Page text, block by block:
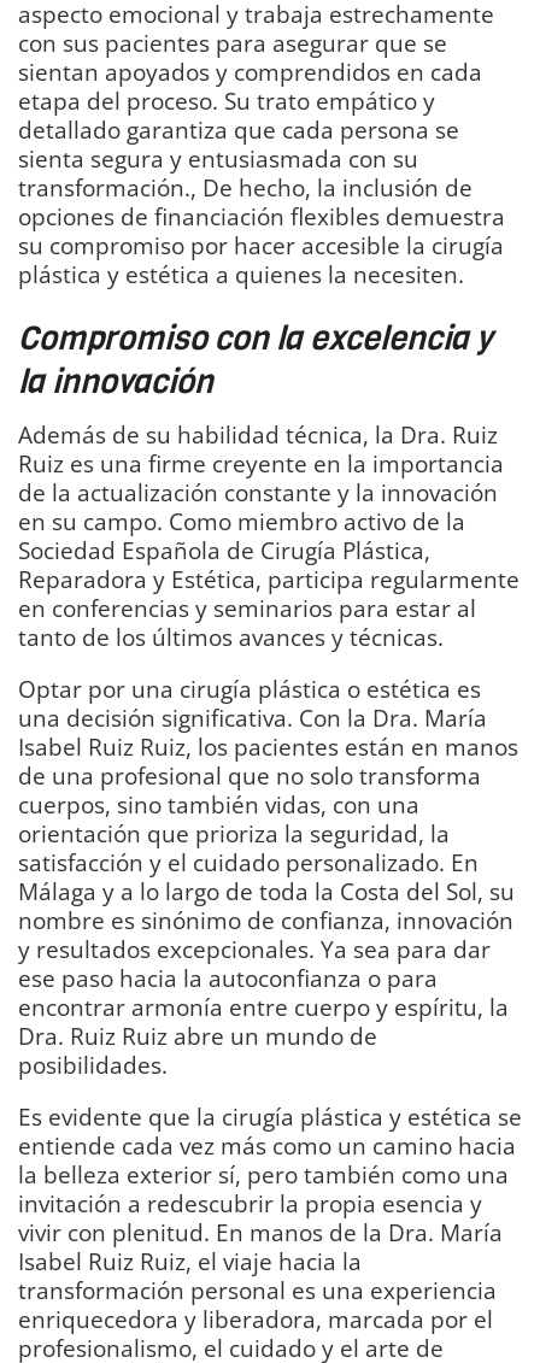
aspecto emocional y trabaja estrechamente
con sus pacientes para asegurar que se
sientan apoyados y comprendidos en cada
etapa del proceso. Su trato empático y
detallado garantiza que cada persona se
sienta segura y entusiasmada con su
transformación., De hecho, la inclusión de
opciones de financiación flexibles demuestra
su compromiso por hacer accesible la cirugía
plástica y estética a quienes la necesiten.
Compromiso con la excelencia y
la innovación
Además de su habilidad técnica, la Dra. Ruiz
Ruiz es una firme creyente en la importancia
de la actualización constante y la innovación
en su campo. Como miembro activo de la
Sociedad Española de Cirugía Plástica,
Reparadora y Estética, participa regularmente
en conferencias y seminarios para estar al
tanto de los últimos avances y técnicas.
Optar por una cirugía plástica o estética es
una decisión significativa. Con la Dra. María
Isabel Ruiz Ruiz, los pacientes están en manos
de una profesional que no solo transforma
cuerpos, sino también vidas, con una
orientación que prioriza la seguridad, la
satisfacción y el cuidado personalizado. En
Málaga y a lo largo de toda la Costa del Sol, su
nombre es sinónimo de confianza, innovación
y resultados excepcionales. Ya sea para dar
ese paso hacia la autoconfianza o para
encontrar armonía entre cuerpo y espíritu, la
Dra. Ruiz Ruiz abre un mundo de
posibilidades.
Es evidente que la cirugía plástica y estética se
entiende cada vez más como un camino hacia
la belleza exterior sí, pero también como una
invitación a redescubrir la propia esencia y
vivir con plenitud. En manos de la Dra. María
Isabel Ruiz Ruiz, el viaje hacia la
transformación personal es una experiencia
enriquecedora y liberadora, marcada por el
profesionalismo, el cuidado y el arte de